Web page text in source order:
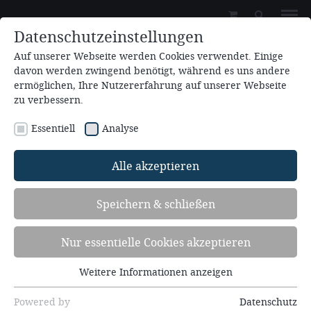
Zum Kalender hinzufügen
01.07.2026 19:30
Gott ist treu. Die Geschichte der
Roma-Gemeinde in Gulia, Rumänien -
Bibelstunde
Redner: Christen helfen Christen (ChC)
Datenschutzeinstellungen
Auf unserer Webseite werden Cookies verwendet. Einige
davon werden zwingend benötigt, während es uns andere
ermöglichen, Ihre Nutzererfahrung auf unserer Webseite
zu verbessern.
Essentiell Analyse
Alle akzeptieren
Speichern & schließen
Nur essentielle Cookies akzeptieren
Essentielle Cookies werden für grundlegende
Weitere Informationen anzeigen
Powered by
Datenschutz